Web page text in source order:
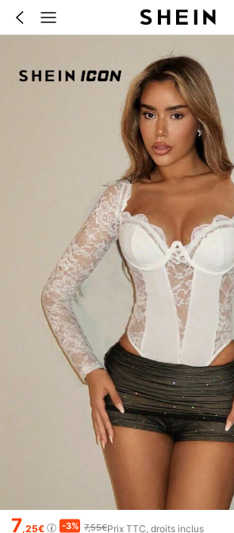
7,25€ -3% 7,55€Prix TTC, droits inclus